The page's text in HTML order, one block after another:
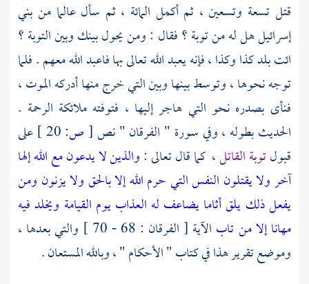
قتل تسعة وتسعين ، ثم أكمل المائة ، ثم سأل عالما من بني
إسرائيلهل له من توبة ؟ فقال : ومن يحول بينك وبين التوبة ؟
ائت بلد كذا وكذا ، فإنه يعبد الله تعالى بها فاعبد الله معهم . فلما
توجه نحوها ، وتوسط بينها وبين التي خرج منها أدركه الموت ،
فنأى بصدره نحو التي هاجر إليها ، فتوفته ملائكة الرحمة .
الحديث بطوله ، وفي سورة " الفرقان " نص[ص:
على
قبولتوبة القاتل ، كما قال تعالى :والذين لا يدعون مع الله إلها
آخر ولا يقتلون النفس التي حرم الله إلا بالحق ولا يزنون ومن
يفعل ذلك يلق أثاما يضاعف له العذاب يوم القيامة ويخلد فيه
مهانا إلا من تاب
الآية [ الفرقان : 68 - 70 ] والتي بعدها ،
وموضع تقرير هذا في كتاب " الأحكام " ، وبالله المستعان .